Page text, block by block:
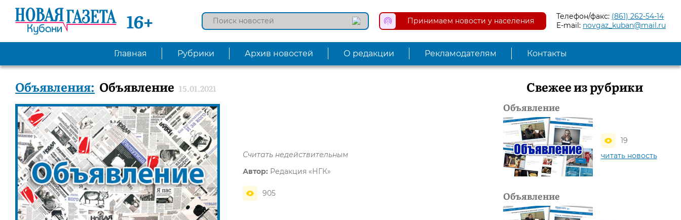
16+ Принимаем новости у населения Телефон/факс: (861) 262-54-14
E-mail: novgaz_kuban@mail.ru
Главная Рубрики Архив новостей О редакции Рекламодателям Контакты
Объявления: Объявление 15.01.2021
Считать недействительным
Автор: Редакция «НГК»
905
Свежее из рубрики
Объявление
19
читать новость
Объявление